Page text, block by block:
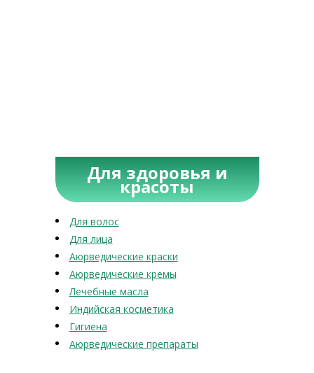
Для здоровья и
красоты
Для волос
Для лица
Аюрведические краски
Аюрведические кремы
Лечебные масла
Индийская косметика
Гигиена
Аюрведические препараты